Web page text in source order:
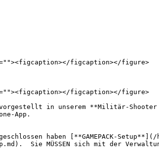
figcaption></figure>
figcaption></figure>
in unserem **Militär-Shooter 18**
App.
haben [**GAMEPACK-Setup**](/
Sie MÜSSEN sich mit der